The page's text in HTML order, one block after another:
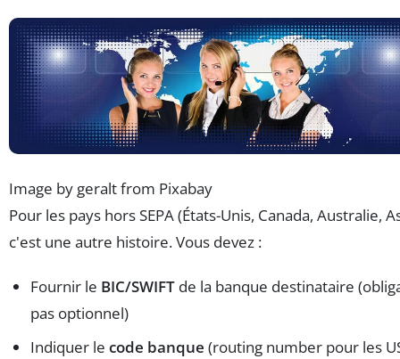
Image by geralt from Pixabay
Pour les pays hors SEPA (États-Unis, Canada, Australie,
c'est une autre histoire. Vous devez :
Fournir le BIC/SWIFT de la banque destinataire
pas optionnel)
Indiquer le code banque (routing number pour les